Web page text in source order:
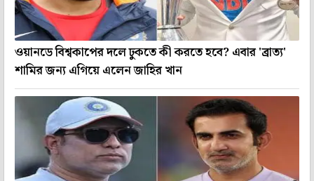
ওয়ানডে বিশ্বকাপের দলে ঢুকতে কী করতে হবে? এবার 'ব্রাত্য'
শামির জন্য এগিয়ে এলেন জাহির খান